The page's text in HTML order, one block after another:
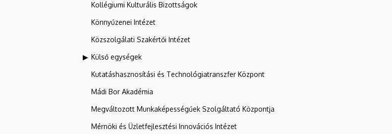
Kollégiumi Kulturális Bizottságok
Könnyűzenei Intézet
Közszolgálati Szakértői Intézet
Külső egységek
Kutatáshasznosítási és Technológiatranszfer Központ
Mádi Bor Akadémia
Megváltozott Munkaképességűek Szolgáltató Központja
Mérnöki és Üzletfejlesztési Innovációs Intézet